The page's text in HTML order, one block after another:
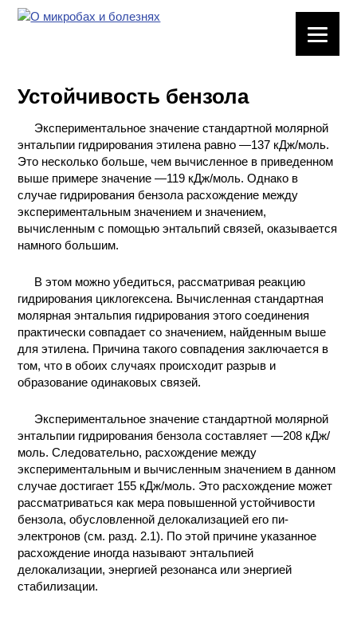
ХИМИЧЕСКАЯ
ВРЕДНЫЕ
ФАКТОРЫ
МЕТОДЫ
ПРАКТИЧЕСКОЙ
ХИМИИ
ХИМИЯ НА
ПРОИЗВОДСТВЕ
И ХИМИЧЕСКАЯ
ТЕХНОЛОГИЯ
Устойчивость бензола
Экспериментальное значение стандартной молярной
энтальпии гидрирования этилена равно —137 кДж/моль.
Это несколько больше, чем вычисленное в приведенном
выше примере значение —119 кДж/моль. Однако в
случае гидрирования бензола расхождение между
экспериментальным значением и значением,
вычисленным с помощью энтальпий связей, оказывается
намного большим.
В этом можно убедиться, рассматривая реакцию
гидрирования циклогексена. Вычисленная стандартная
молярная энтальпия гидрирования этого соединения
практически совпадает со значением, найденным выше
для этилена. Причина такого совпадения заключается в
том, что в обоих случаях происходит разрыв и
образование одинаковых связей.
Экспериментальное значение стандартной молярной
энтальпии гидрирования бензола составляет —208 кДж/
моль. Следовательно, расхождение между
экспериментальным и вычисленным значением в данном
случае достигает 155 кДж/моль. Это расхождение может
рассматриваться как мера повышенной устойчивости
бензола, обусловленной делокализацией его пи-
электронов (см. разд. 2.1). По этой причине указанное
расхождение иногда называют энтальпией
делокализации, энергией резонанса или энергией
стабилизации.